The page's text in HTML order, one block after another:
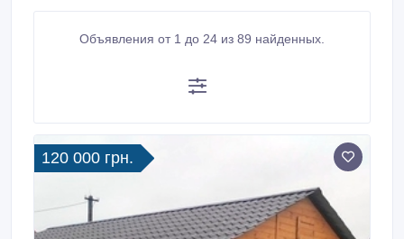
Объявления от 1 до 24 из 89 найденных.
120 000 грн.